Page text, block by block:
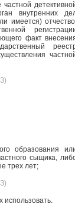
внутренних
имеется)
факт
образования
сыщика,
трех лет;
использовать.